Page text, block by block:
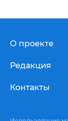
О проекте
Редакция
Контакты